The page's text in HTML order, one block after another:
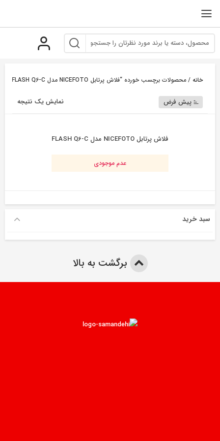
خانه / محصولات برچسب خورده “فلاش پرتابل NICEFOTO مدل FLASH Q6-C”
نمایش یک نتیجه پیش فرض
فلاش پرتابل NICEFOTO مدل FLASH Q6-C
عدم موجودی
سبد خرید
برگشت به بالا